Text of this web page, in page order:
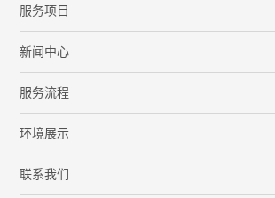
服务项目
新闻中心
服务流程
环境展示
联系我们